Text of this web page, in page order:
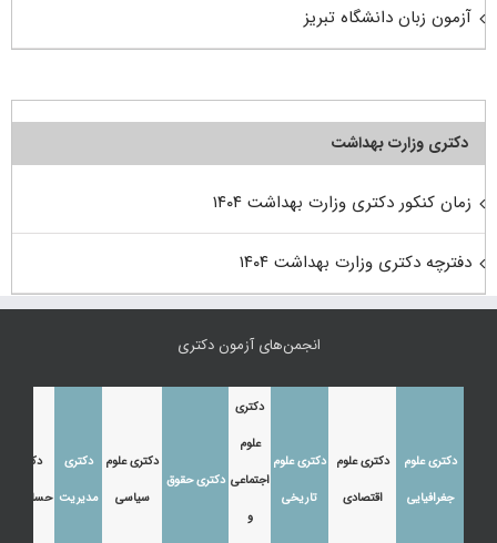
آزمون زبان دانشگاه تبریز
دکتری وزارت بهداشت
زمان کنکور دکتری وزارت بهداشت ۱۴۰۴
دفترچه دکتری وزارت بهداشت ۱۴۰۴
انجمن‌های آزمون دکتری
دکتری علوم
جغرافیایی
دکتری علوم
اقتصادی
دکتری علوم
تاریخی
دکتری
علوم
اجتماعی
و
دکتری حقوق
دکتری علوم
سیاسی
دکتری
مدیریت
دکتری
حسابداری